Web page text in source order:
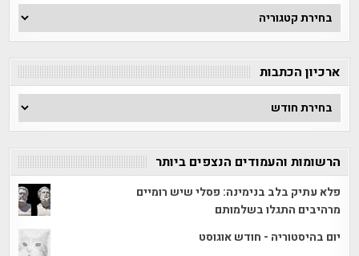
חפש
לפי
ארכיון הכתבות
ארכיון
הכתבות
הרשומות והעמודים הנצפים ביותר
פלא עתיק בלב בנימינה: פסלי שיש רומיים
מרהיבים התגלו בשלמותם
יום בהיסטוריה - חודש אוגוסט